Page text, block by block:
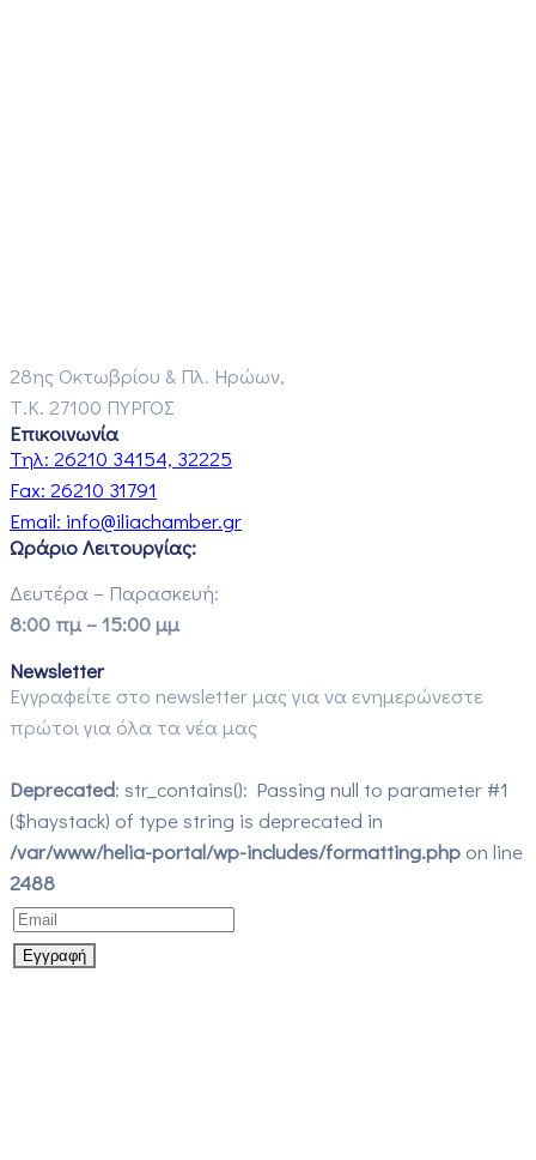
28ης Οκτωβρίου & Πλ. Ηρώων,
Τ.Κ. 27100 ΠΥΡΓΟΣ
Επικοινωνία
Τηλ: 26210 34154, 32225
Fax: 26210 31791
Email: info@iliachamber.gr
Ωράριο Λειτουργίας:
Δευτέρα – Παρασκευή:
8:00 πμ – 15:00 μμ
Newsletter
Εγγραφείτε στο newsletter μας για να ενημερώνεστε
πρώτοι για όλα τα νέα μας
Deprecated: str_contains(): Passing null to parameter #1
($haystack) of type string is deprecated in
/var/www/helia-portal/wp-includes/formatting.php on line
2488